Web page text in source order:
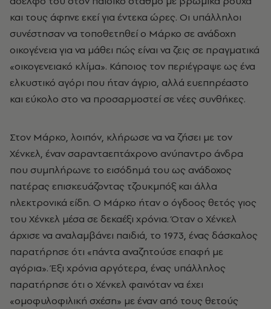
και τους άφηνε εκεί για έντεκα ώρες. Οι υπάλληλοι
συνέστησαν να τοποθετηθεί ο Μάρκο σε ανάδοχη
οικογένεια για να μάθει πώς είναι να ζεις σε πραγματικά
«οικογενειακό κλίμα». Κάποιος τον περιέγραψε ως ένα
ελκυστικό αγόρι που ήταν άγριο, αλλά ευεπηρέαστο
και εύκολο στο να προσαρμοστεί σε νέες συνθήκες.
Στον Μάρκο, λοιπόν, κλήρωσε να να ζήσει με τον
Χένκελ, έναν σαρανταεπτάχρονο ανύπαντρο άνδρα
που συμπλήρωνε το εισόδημά του ως ανάδοχος
πατέρας επισκευάζοντας τζουκμπόξ και άλλα
ηλεκτρονικά είδη. Ο Μάρκο ήταν ο όγδοος θετός γιος
του Χένκελ μέσα σε δεκαέξι χρόνια. Όταν ο Χένκελ
άρχισε να αναλαμβάνει παιδιά, το 1973, ένας δάσκαλος
παρατήρησε ότι «πάντα αναζητούσε επαφή με
αγόρια». Έξι χρόνια αργότερα, ένας υπάλληλος
παρατήρησε ότι ο Χένκελ φαινόταν να έχει
«ομοφυλοφιλική σχέση» με έναν από τους θετούς